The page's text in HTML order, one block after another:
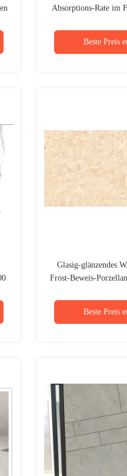
Absorptions-Rate im
Beste Preis
Glasig-glänzendes
Frost-Beweis-
Beste Preis